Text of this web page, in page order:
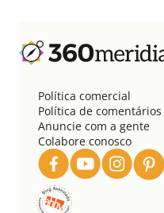
a
ç
Política comercial
Política de
Anuncie com a gente
Colabore conosco